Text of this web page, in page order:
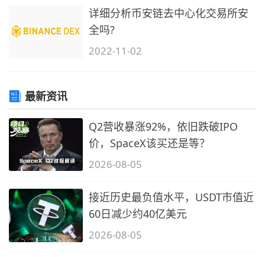
详细分析币安链去中心化交易所安
全吗?
2022-11-02
最新资讯
Q2营收暴涨92%，依旧跌破IPO
价，SpaceX该买还是等？
2026-08-05
接近历史最负值水平，USDT市值近
60日减少约40亿美元
2026-08-05